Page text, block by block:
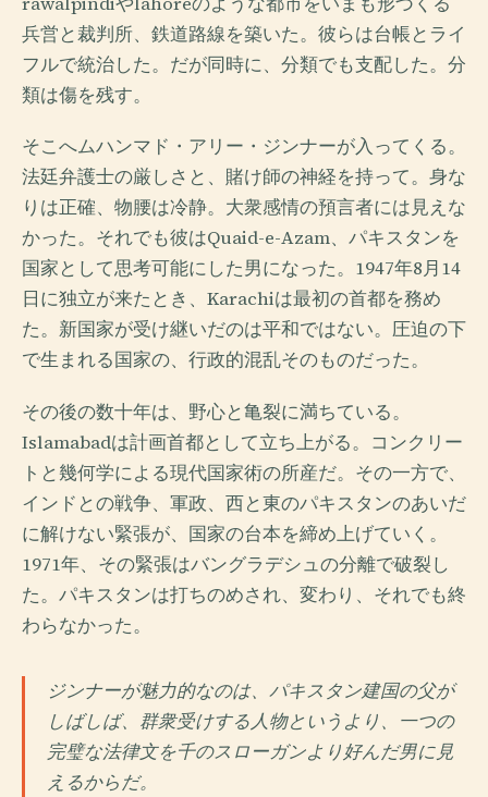
兵営と裁判所、鉄道路線を築いた。彼らは台帳とライ
フルで統治した。だが同時に、分類でも支配した。分
類は傷を残す。
そこへムハンマド・アリー・ジンナーが入ってくる。
法廷弁護士の厳しさと、賭け師の神経を持って。身な
りは正確、物腰は冷静。大衆感情の預言者には見えな
かった。それでも彼はQuaid-e-Azam、パキスタンを
国家として思考可能にした男になった。1947年8月14
日に独立が来たとき、Karachiは最初の首都を務め
た。新国家が受け継いだのは平和ではない。圧迫の下
で生まれる国家の、行政的混乱そのものだった。
その後の数十年は、野心と亀裂に満ちている。
Islamabadは計画首都として立ち上がる。コンクリー
トと幾何学による現代国家術の所産だ。その一方で、
インドとの戦争、軍政、西と東のパキスタンのあいだ
に解けない緊張が、国家の台本を締め上げていく。
1971年、その緊張はバングラデシュの分離で破裂し
た。パキスタンは打ちのめされ、変わり、それでも終
わらなかった。
ジンナーが魅力的なのは、パキスタン建国の父が
しばしば、群衆受けする人物というより、一つの
完璧な法律文を千のスローガンより好んだ男に見
えるからだ。